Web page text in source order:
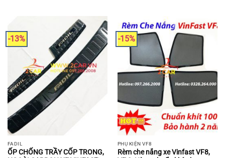
-13%
FADIL
ỐP CHỐNG TRẦY CỐP TRONG,
-15%
PHỤ KIỆN VF8
Rèm che nắng xe Vinfast VF8,